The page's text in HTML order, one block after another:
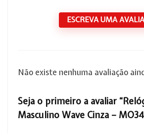
ESCREVA UMA
Não existe nenhuma avaliação
Seja o primeiro a avaliar
Masculino Wave Cinza –